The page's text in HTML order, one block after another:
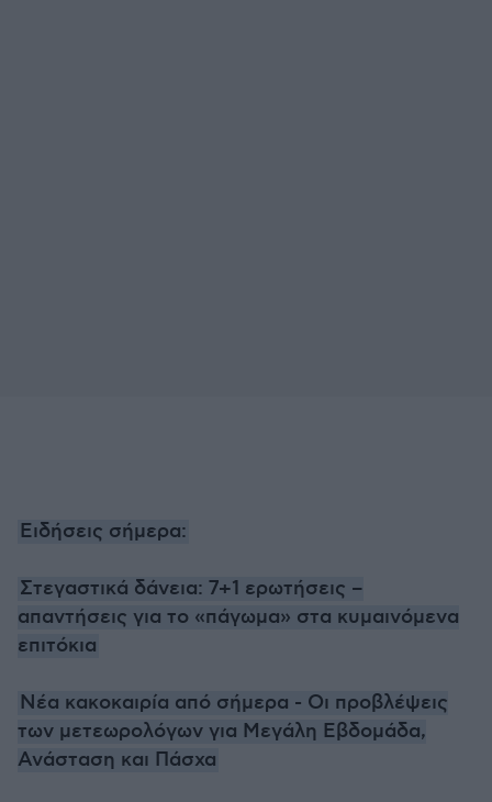
Ειδήσεις σήμερα:
Στεγαστικά δάνεια: 7+1 ερωτήσεις –
απαντήσεις για το «πάγωμα» στα κυμαινόμενα
επιτόκια
Νέα κακοκαιρία από σήμερα - Οι προβλέψεις
των μετεωρολόγων για Μεγάλη Εβδομάδα,
Ανάσταση και Πάσχα